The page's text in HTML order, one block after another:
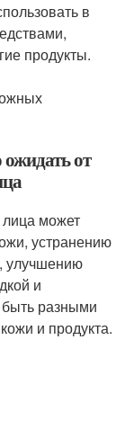
в
продукты.
от
может
устранению
улучшению
и
разными
и продукта.